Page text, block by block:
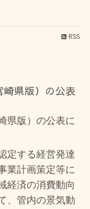
RSS
県版）の公表
県版）の公表に
定する経営発達
業計画策定等に
経済の消費動向
、管内の景気動